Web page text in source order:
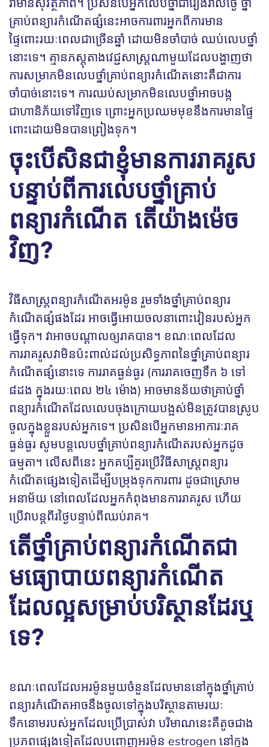
វាមានសុវត្ថិភាព។ ប្រសិនបើអ្នកលេបថ្នាំជារៀងរាល់ថ្ងៃ ថ្នាំ
គ្រាប់ពន្យារកំណើតផ្សំនេះអាចការពារអ្នកពីការមាន
ផ្ទៃពោះរយៈពេលជាច្រើនឆ្នាំ ដោយមិនចាំបាច់ ឈប់លេបថ្នាំ
នោះទេ។ គ្មានភស្តុតាងវេជ្ជសាស្រ្តណាមួយដែលបង្ហាញថា
ការសម្រាកមិនលេបថ្នាំគ្រាប់ពន្យារកំណើតនោះគឹជាការ
ចាំបាច់នោះទេ។​ ការឈប់សម្រាកមិនលេបថ្នាំអាចបង្ក
ជាហានិភ័យទៅវិញទេ ព្រោះអ្នកប្រឈមមុខនឹងការមានផ្ទៃ
ពោះដោយមិនបានព្រៀងទុក។
ចុះបើសិនជាខ្ញុំមានការរាគរូស
បន្ទាប់ពីការលេបថ្នាំគ្រាប់
ពន្យារកំណើត តើយ៉ាងម៉េច
វិញ?
វិធីសាស្រ្តពន្យារកំណើតអរម៉ូន រួមទាំងថ្នាំគ្រាប់ពន្យារ
កំណើតផ្សំផងដែរ អាចធ្វើអោយចលនាពោះវៀនរបស់អ្នក
ធ្វើទុក។ វាអាចបណ្តាលឲ្យរាគបាន។ ខណៈពេលដែល
ការរាគរូសវាមិនប៉ះពាល់ដល់ប្រសិទ្ធភាពនៃថ្នាំគ្រាប់ពន្យារ
កំណើតផ្សំនោះទេ ការរាគធ្ងន់ធ្ងរ (ការរាគចេញទឹក ៦​ ទៅ
៨ដង ក្នុងរយៈពេល ២៤ ម៉ោង) អាចមានន័យថាគ្រាប់ថ្នាំ
ពន្យារកំណើតដែលលេបចុងក្រោយបង្អស់មិនត្រូវបានស្រូប
ចូលក្នុងខ្លួនរបស់អ្នកទេ។ ប្រសិនបើអ្នកមានអាការៈរាគ
ធ្ងន់ធ្ងរ សូមបន្តលេបថ្នាំគ្រាប់ពន្យារកំណើតរបស់អ្នកដូច
ធម្មតា។ លើសពីនេះ អ្នកគប្បីគួរប្រើវិធីសាស្រ្តពន្យារ
កំណើតផ្សេងទៀតដើម្បីបម្រុងទុកការពារ ដូចជាស្រោម
អនាម័យ នៅពេលដែលអ្នកកំពុងមានការរាគរូស ហើយ
ប្រើវាបន្តពីរថ្ងៃបន្ទាប់ពីឈប់រាគ។
តើថ្នាំគ្រាប់ពន្យារកំណើតជា
មធ្យោបាយពន្យារកំណើត
ដែលល្អសម្រាប់បរិស្ថានដែរឬ
ទេ?
ខណៈពេលដែលអរម៉ូនមួយចំនួនដែលមាននៅក្នុងថ្នាំគ្រាប់
ពន្យារកំណើតអាចនឹងចូលទៅក្នុងបរិស្ថានតាមរយៈ
ទឹកនោមរបស់អ្នកដែលប្រើប្រាស់វា បរិមាណនេះគឺតូចជាង
ប្រភពផ្សេងទៀតដែលបញ្ចេញអរម៉ូន estrogen នៅក្នុង